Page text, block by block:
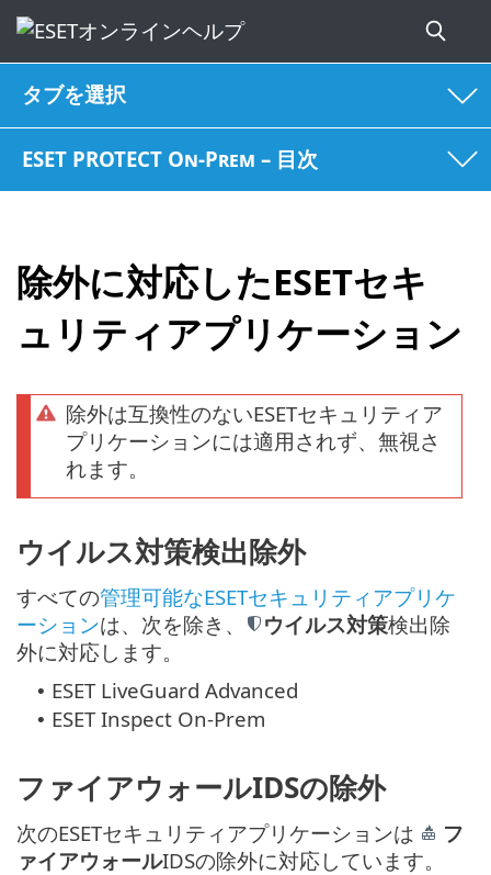
タブを選択
ESET PROTECT On-Prem – 目次
除外に対応したESETセキ
ュリティアプリケーション
除外は互換性のないESETセキュリティア
プリケーションには適用されず、無視さ
れます。
ウイルス対策検出除外
すべての管理可能なESETセキュリティアプリケ
ーションは、次を除き、 ウイルス対策検出除
外に対応します。
• ESET LiveGuard Advanced
• ESET Inspect On-Prem
ファイアウォールIDSの除外
次のESETセキュリティアプリケーションは
フ
ァイアウォールIDSの除外に対応しています。